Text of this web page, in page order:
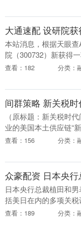
境内多个目....
本站消息，根据天眼
院（300732）新获得
通速配，专利名为“一
查看：182 分类：
（原标题：新关税时
业的美国本土供应链“
下暂停键1个月后，外
国对中国关....
查看：156 分类：
日本央行总裁植田和
括美日在内的多项关
因此前景仍不明朗。....
查看：189 分类：